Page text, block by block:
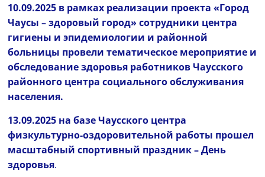
10.09.2025 в рамках реализации проекта «Город
Чаусы – здоровый город» сотрудники центра
гигиены и эпидемиологии и районной
больницы провели тематическое мероприятие и
обследование здоровья работников Чаусского
районного центра социального обслуживания
населения.
13.09.2025 на базе Чаусского центра
физкультурно-оздоровительной работы прошел
масштабный спортивный праздник – День
здоровья.